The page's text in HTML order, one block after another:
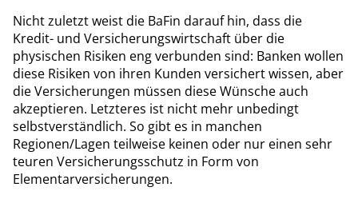
Nicht zuletzt weist die BaFin darauf hin, dass die
Kredit- und Versicherungswirtschaft über die
physischen Risiken eng verbunden sind: Banken wollen
diese Risiken von ihren Kunden versichert wissen, aber
die Versicherungen müssen diese Wünsche auch
akzeptieren. Letzteres ist nicht mehr unbedingt
selbstverständlich. So gibt es in manchen
Regionen/Lagen teilweise keinen oder nur einen sehr
teuren Versicherungsschutz in Form von
Elementarversicherungen.